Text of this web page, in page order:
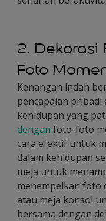
2. Dekorasi
Foto
Kenangan indah
pencapaian
kehidupan yang
dengan foto-foto
cara efektif untuk
dalam kehidupan
meja untuk
menempelkan foto
atau meja konsol
bersama dengan